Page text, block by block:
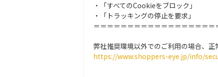
・「すべてのCookieをブロック」
・「トラッキングの停止を要求」
＝＝＝＝＝＝＝＝＝＝＝＝＝＝＝＝＝＝
弊社推奨環境以外でのご利用の場合、正
https://www.shoppers-eye.jp/info/